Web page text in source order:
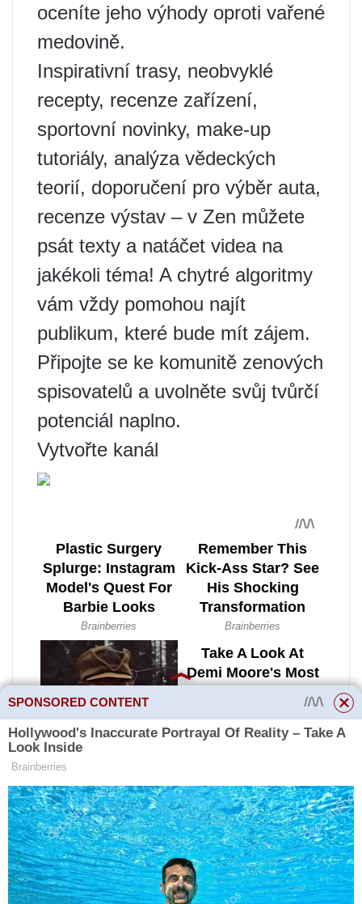
oceníte jeho výhody oproti vařené
medovině.
Inspirativní trasy, neobvyklé
recepty, recenze zařízení,
sportovní novinky, make-up
tutoriály, analýza vědeckých
teorií, doporučení pro výběr auta,
recenze výstav – v Zen můžete
psát texty a natáčet videa na
jakékoli téma! A chytré algoritmy
vám vždy pomohou najít
publikum, které bude mít zájem.
Připojte se ke komunitě zenových
spisovatelů a uvolněte svůj tvůrčí
potenciál naplno.
Vytvořte kanál
SPONSORED CONTENT